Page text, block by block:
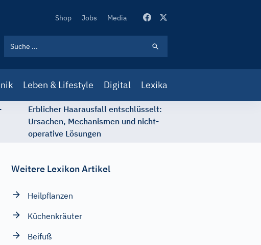
Secondary
Shop Jobs Media
Leben & Lifestyle Digital Lexika
Erblicher Haarausfall entschlüsselt:
Ursachen, Mechanismen und nicht-
operative Lösungen
Weitere Lexikon Artikel
Heilpflanzen
Küchenkräuter
Beifuß